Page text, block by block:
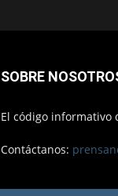
SOBRE
El código informativo
Contáctanos: